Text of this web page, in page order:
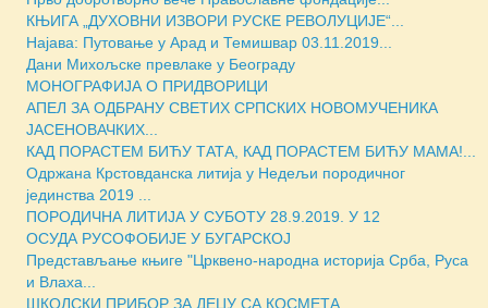
КЊИГА „ДУХОВНИ ИЗВОРИ РУСКЕ РЕВОЛУЦИJЕ“...
Најава: Путовање у Арад и Темишвар 03.11.2019...
Дани Михољске превлаке у Београду
МОНОГРАФИЈА О ПРИДВОРИЦИ
АПЕЛ ЗА ОДБРАНУ СВЕТИХ СРПСКИХ НОВОМУЧЕНИКА
ЈАСЕНОВАЧКИХ...
КАД ПОРАСТЕМ БИЋУ ТАТА, КАД ПОРАСТЕМ БИЋУ МАМА!...
Одржана Крстовданска литија у Недељи породичног
јединства 2019 ...
ПОРОДИЧНА ЛИТИЈА У СУБОТУ 28.9.2019. У 12
ОСУДА РУСОФОБИЈЕ У БУГАРСКОЈ
Представљање књиге "Црквено-народна историја Срба, Руса
и Влаха...
ШКОЛСКИ ПРИБОР ЗА ДЕЦУ СА КОСМЕТА